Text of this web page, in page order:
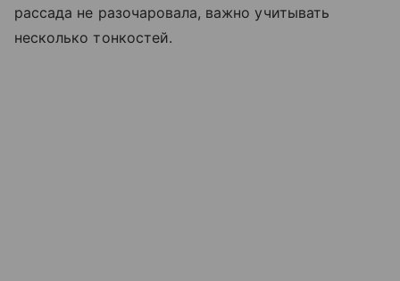
рассада не разочаровала, важно учитывать
несколько тонкостей.